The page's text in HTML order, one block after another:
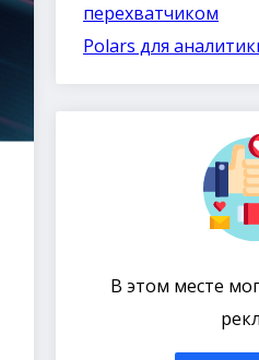
перехватчиком
Polars для
В этом месте